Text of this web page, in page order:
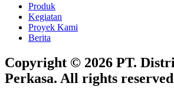
Produk
Kegiatan
Proyek Kami
Berita
Copyright © 2026 PT.
Perkasa. All rights